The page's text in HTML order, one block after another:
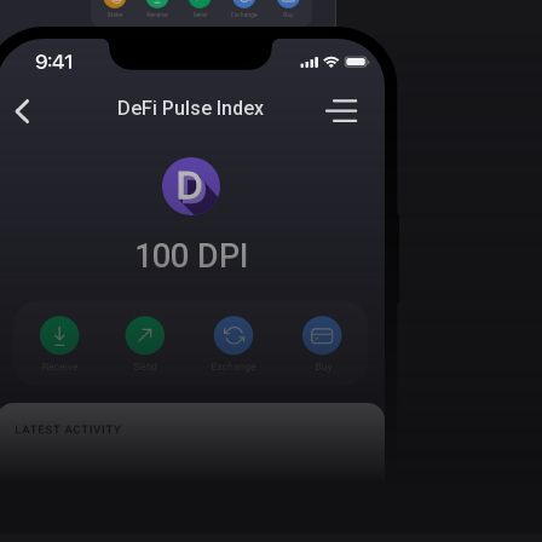
DeFi Pulse Index
100 DPI